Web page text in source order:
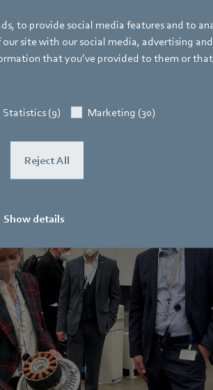
to provide social media features and to
site with our social media, advertising
that you’ve provided to them or that
Statistics (9) Marketing (30)
Reject All
Show details